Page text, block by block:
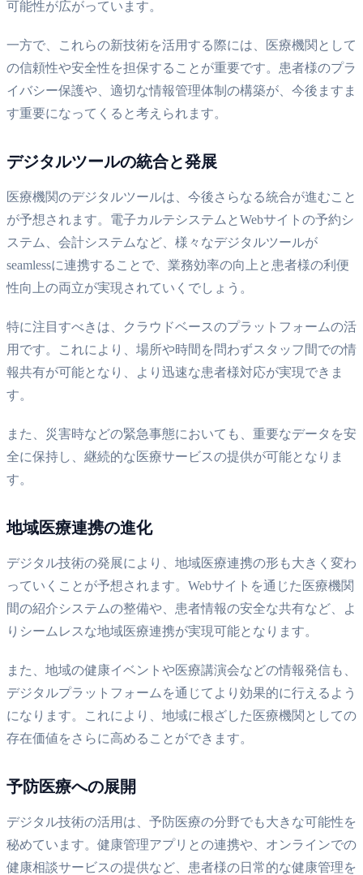
可能性が広がっています。
一方で、これらの新技術を活用する際には、医療機関として
の信頼性や安全性を担保することが重要です。患者様のプラ
イバシー保護や、適切な情報管理体制の構築が、今後ますま
す重要になってくると考えられます。
デジタルツールの統合と発展
医療機関のデジタルツールは、今後さらなる統合が進むこと
が予想されます。電子カルテシステムとWebサイトの予約シ
ステム、会計システムなど、様々なデジタルツールが
seamlessに連携することで、業務効率の向上と患者様の利便
性向上の両立が実現されていくでしょう。
特に注目すべきは、クラウドベースのプラットフォームの活
用です。これにより、場所や時間を問わずスタッフ間での情
報共有が可能となり、より迅速な患者様対応が実現できま
す。
また、災害時などの緊急事態においても、重要なデータを安
全に保持し、継続的な医療サービスの提供が可能となりま
す。
地域医療連携の進化
デジタル技術の発展により、地域医療連携の形も大きく変わ
っていくことが予想されます。Webサイトを通じた医療機関
間の紹介システムの整備や、患者情報の安全な共有など、よ
りシームレスな地域医療連携が実現可能となります。
また、地域の健康イベントや医療講演会などの情報発信も、
デジタルプラットフォームを通じてより効果的に行えるよう
になります。これにより、地域に根ざした医療機関としての
存在価値をさらに高めることができます。
予防医療への展開
デジタル技術の活用は、予防医療の分野でも大きな可能性を
秘めています。健康管理アプリとの連携や、オンラインでの
健康相談サービスの提供など、患者様の日常的な健康管理を